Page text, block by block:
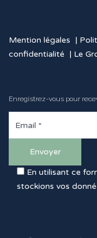
Mention légales |
confidentialité | Le
Enregistrez-vous pour
En utilisant ce
stockions vos